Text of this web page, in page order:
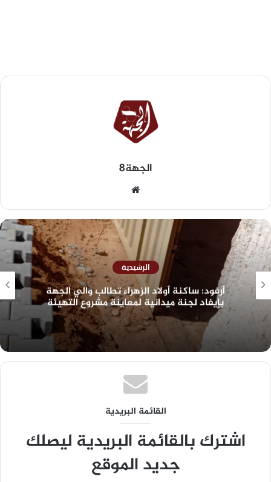
الجهة8
الرشيدية
أرفود: ساكنة أولاد الزهراء تطالب والي الجهة
بإيفاد لجنة ميدانية لمعاينة مشروع التهيئة
القائمة البريدية
اشترك بالقائمة البريدية ليصلك
جديد الموقع